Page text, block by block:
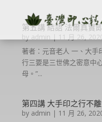
第五講 結語 法爾真實
by admin | 11 月 26,
著者：元音老人 一、大手
行三要是三世佛之密意中
母。”...
第四講 大手印之行不
by admin | 11 月 26,